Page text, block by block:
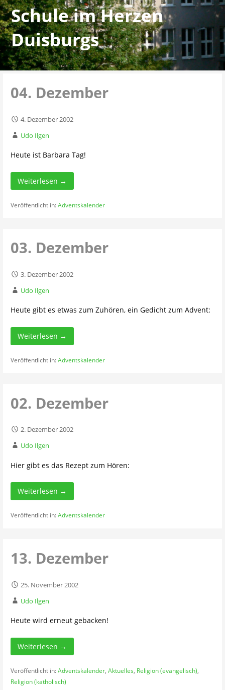
Schule im Herzen
Duisburgs
04. Dezember
4. Dezember 2002
Udo Ilgen
Heute ist Barbara Tag!
Weiterlesen →
Veröffentlicht in:Adventskalender
03. Dezember
3. Dezember 2002
Udo Ilgen
Heute gibt es etwas zum Zuhören, ein Gedicht zum Advent:
Weiterlesen →
Veröffentlicht in:Adventskalender
02. Dezember
2. Dezember 2002
Udo Ilgen
Hier gibt es das Rezept zum Hören:
Weiterlesen →
Veröffentlicht in:Adventskalender
13. Dezember
25. November 2002
Udo Ilgen
Heute wird erneut gebacken!
Weiterlesen →
Veröffentlicht in:Adventskalender, Aktuelles, Religion (evangelisch),
Religion (katholisch)